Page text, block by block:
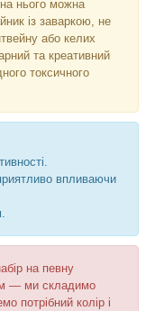
нього можна
із заваркою, не
або келих
та креативний
токсичного
впливаючи
на певну
— ми складимо
потрібний колір і